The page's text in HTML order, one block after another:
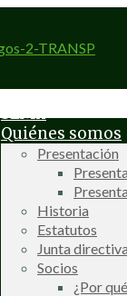
SEMh
Quiénes somos
Presentación
Historia
Estatutos
Junta directiva
Socios
¿Por